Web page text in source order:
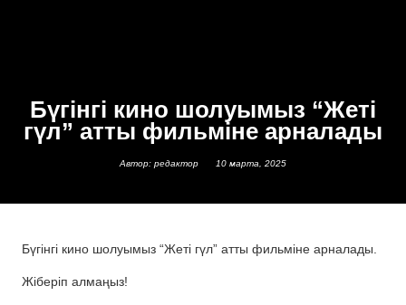
Бүгінгі кино шолуымыз “Жеті
гүл” атты фильміне арналады
Автор: редактор 10 марта, 2025
Бүгінгі кино шолуымыз “Жеті гүл” атты фильміне арналады.
Жіберіп алмаңыз!